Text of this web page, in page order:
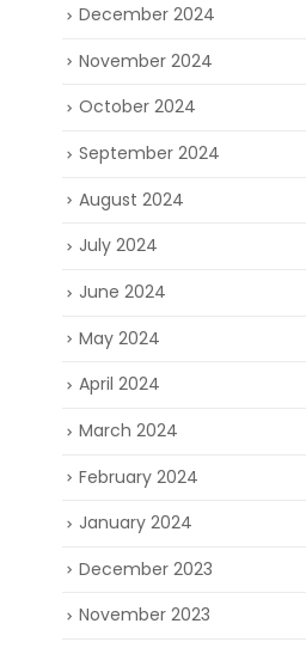
December 2024
November 2024
October 2024
September 2024
August 2024
July 2024
June 2024
May 2024
April 2024
March 2024
February 2024
January 2024
December 2023
November 2023